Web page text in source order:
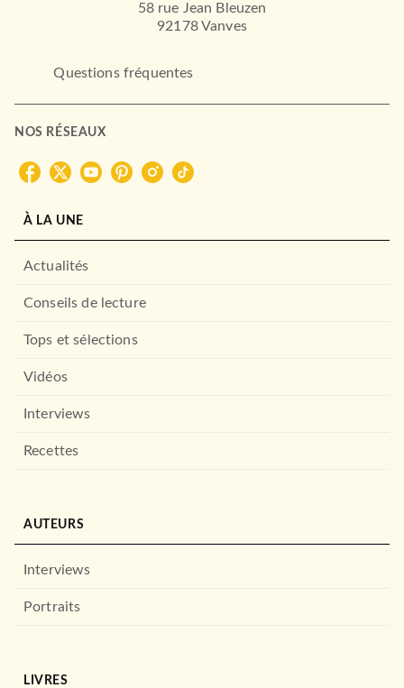
58 rue Jean Bleuzen
92178 Vanves
Questions fréquentes
NOS RÉSEAUX
À LA UNE
Actualités
Conseils de lecture
Tops et sélections
Vidéos
Interviews
Recettes
AUTEURS
Interviews
Portraits
LIVRES